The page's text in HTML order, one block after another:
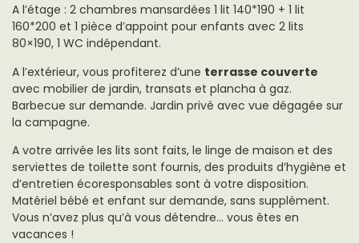
A l’étage : 2 chambres mansardées 1 lit 140*190 + 1 lit
160*200 et 1 pièce d’appoint pour enfants avec 2 lits
80×190, 1 WC indépendant.
A l’extérieur, vous profiterez d’une terrasse couverte
avec mobilier de jardin, transats et plancha à gaz.
Barbecue sur demande. Jardin privé avec vue dégagée sur
la campagne.
A votre arrivée les lits sont faits, le linge de maison et des
serviettes de toilette sont fournis, des produits d’hygiène et
d’entretien écoresponsables sont à votre disposition.
Matériel bébé et enfant sur demande, sans supplément.
Vous n’avez plus qu’à vous détendre… vous êtes en
vacances !